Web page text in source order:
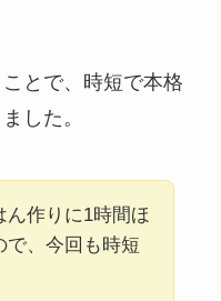
とで、時短で本格
した。
ん作りに1時間ほ
で、今回も時短